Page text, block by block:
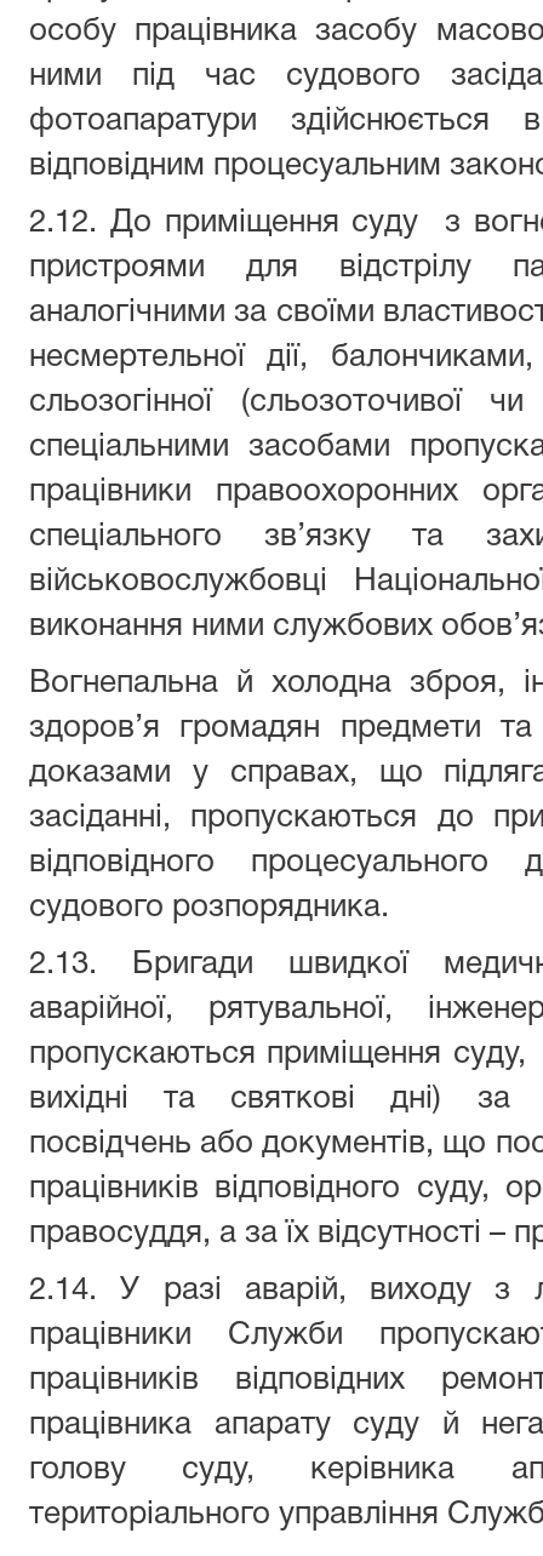
особу працівника засобу
ними під час судового
фотоапаратури здійснюється
відповідним процесуальним
2.12. До приміщення суду з
пристроями для відстрілу
аналогічними за своїми
несмертельної дії,
сльозогінної (сльозоточивої
спеціальними засобами
працівники правоохоронних
спеціального зв’язку та
військовослужбовці
виконання ними службових
Вогнепальна й холодна зброя,
здоров’я громадян предмети
доказами у справах, що
засіданні, пропускаються до
відповідного
судового розпорядника.
2.13. Бригади швидкої
аварійної, рятувальної,
пропускаються приміщення
вихідні та святкові дні) за
посвідчень або документів, що
працівників відповідного суду,
правосуддя, а за їх відсутності –
2.14. У разі аварій, виходу з
працівники Служби
працівників відповідних
працівника апарату суду й
голову суду, керівника
територіального управління